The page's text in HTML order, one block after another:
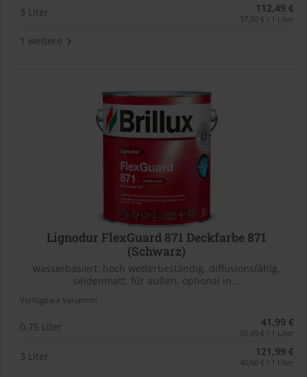
3 Liter 112,49 €
37,50 € / 1 Liter
1 weitere
Lignodur FlexGuard 871 Deckfarbe 871
(Schwarz)
wasserbasiert, hoch wetterbeständig, diffusionsfähig,
seidenmatt, für außen, optional in...
Verfügbare Varianten
0,75 Liter 41,99 €
55,99 € / 1 Liter
3 Liter 121,99 €
40,66 € / 1 Liter